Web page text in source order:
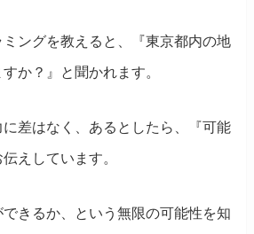
ングを教えると、『東京都内の地
か？』と聞かれます。
差はなく、あるとしたら、『可能
えしています。
きるか、という無限の可能性を知